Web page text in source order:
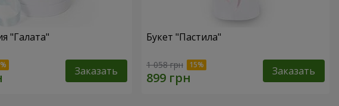
"Галата"
Заказать
Букет "Пастила"
1 058 грн Заказать